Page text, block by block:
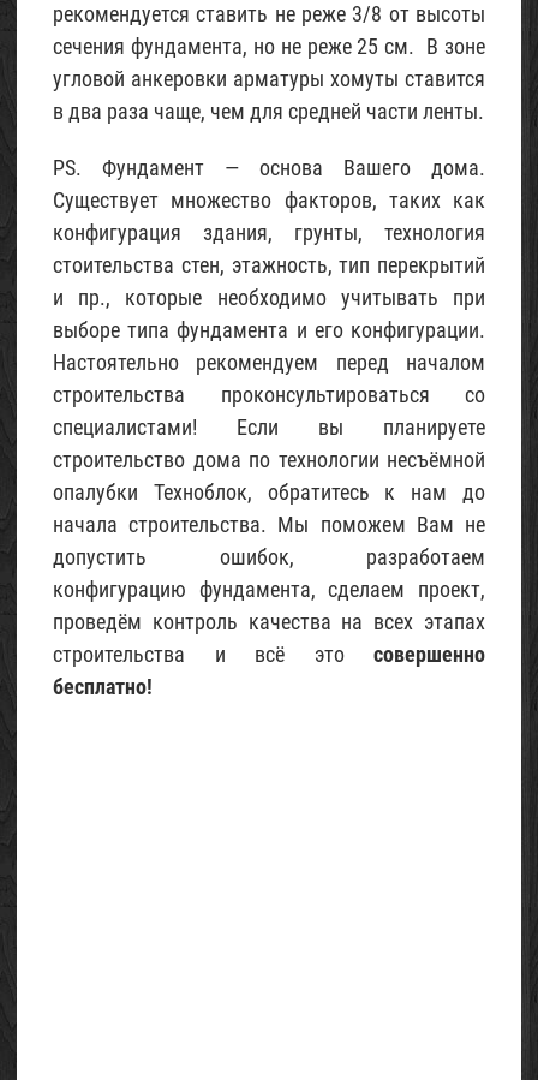
рекомендуется ставить не реже 3/8 от высоты
сечения фундамента, но не реже 25 см. В зоне
угловой анкеровки арматуры хомуты ставится
в два раза чаще, чем для средней части ленты.
PS. Фундамент — основа Вашего дома.
Существует множество факторов, таких как
конфигурация здания, грунты, технология
стоительства стен, этажность, тип перекрытий
и пр., которые необходимо учитывать при
выборе типа фундамента и его конфигурации.
Настоятельно рекомендуем перед началом
строительства проконсультироваться со
специалистами! Если вы планируете
строительство дома по технологии несъёмной
опалубки Техноблок, обратитесь к нам до
начала строительства. Мы поможем Вам не
допустить ошибок, разработаем
конфигурацию фундамента, сделаем проект,
проведём контроль качества на всех этапах
строительства и всё это совершенно
бесплатно!